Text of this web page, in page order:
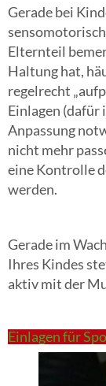
Gerade bei
Elternteil
Haltung hat,
regelrecht
Einlagen
Anpassung
nicht mehr
eine Kontrolle
werden.
Gerade im
Ihres Kindes
aktiv mit der
Einlagen für